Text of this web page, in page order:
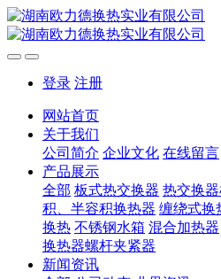
登录 注册
网站首页
关于我们
公司简介 企业文化 在线留言
产品展示
全部 板式热交换器 热交换器
积、半容积换热器 缠绕式换
换热 不锈钢水箱 混合加热器
换热器螺杆夹紧器
新闻资讯